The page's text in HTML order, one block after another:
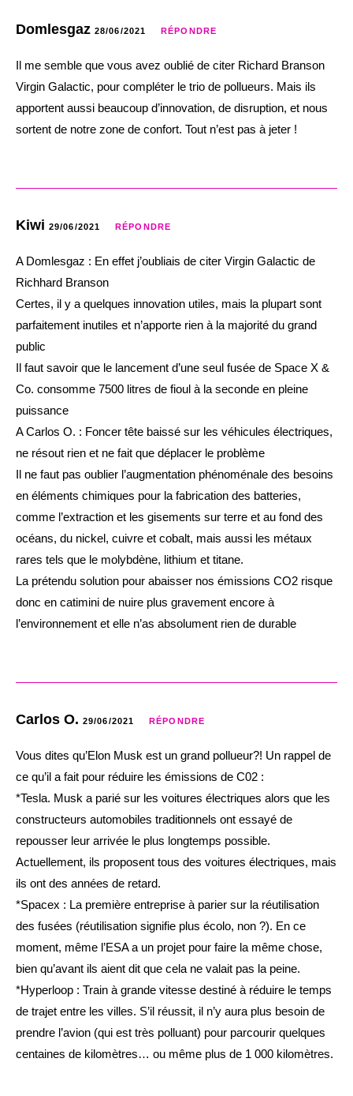
Domlesgaz 28/06/2021 RÉPONDRE
Il me semble que vous avez oublié de citer Richard Branson
Virgin Galactic, pour compléter le trio de pollueurs. Mais ils
apportent aussi beaucoup d’innovation, de disruption, et nous
sortent de notre zone de confort. Tout n’est pas à jeter !
Kiwi 29/06/2021 RÉPONDRE
A Domlesgaz : En effet j’oubliais de citer Virgin Galactic de
Richhard Branson
Certes, il y a quelques innovation utiles, mais la plupart sont
parfaitement inutiles et n’apporte rien à la majorité du grand
public
Il faut savoir que le lancement d’une seul fusée de Space X &
Co. consomme 7500 litres de fioul à la seconde en pleine
puissance
A Carlos O. : Foncer tête baissé sur les véhicules électriques,
ne résout rien et ne fait que déplacer le problème
Il ne faut pas oublier l’augmentation phénoménale des besoins
en éléments chimiques pour la fabrication des batteries,
comme l’extraction et les gisements sur terre et au fond des
océans, du nickel, cuivre et cobalt, mais aussi les métaux
rares tels que le molybdène, lithium et titane.
La prétendu solution pour abaisser nos émissions CO2 risque
donc en catimini de nuire plus gravement encore à
l’environnement et elle n’as absolument rien de durable
Carlos O. 29/06/2021 RÉPONDRE
Vous dites qu’Elon Musk est un grand pollueur?! Un rappel de
ce qu’il a fait pour réduire les émissions de C02 :
*Tesla. Musk a parié sur les voitures électriques alors que les
constructeurs automobiles traditionnels ont essayé de
repousser leur arrivée le plus longtemps possible.
Actuellement, ils proposent tous des voitures électriques, mais
ils ont des années de retard.
*Spacex : La première entreprise à parier sur la réutilisation
des fusées (réutilisation signifie plus écolo, non ?). En ce
moment, même l’ESA a un projet pour faire la même chose,
bien qu’avant ils aient dit que cela ne valait pas la peine.
*Hyperloop : Train à grande vitesse destiné à réduire le temps
de trajet entre les villes. S’il réussit, il n’y aura plus besoin de
prendre l’avion (qui est très polluant) pour parcourir quelques
centaines de kilomètres… ou même plus de 1 000 kilomètres.